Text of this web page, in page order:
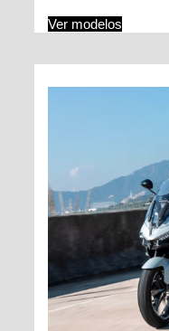
Ver modelos